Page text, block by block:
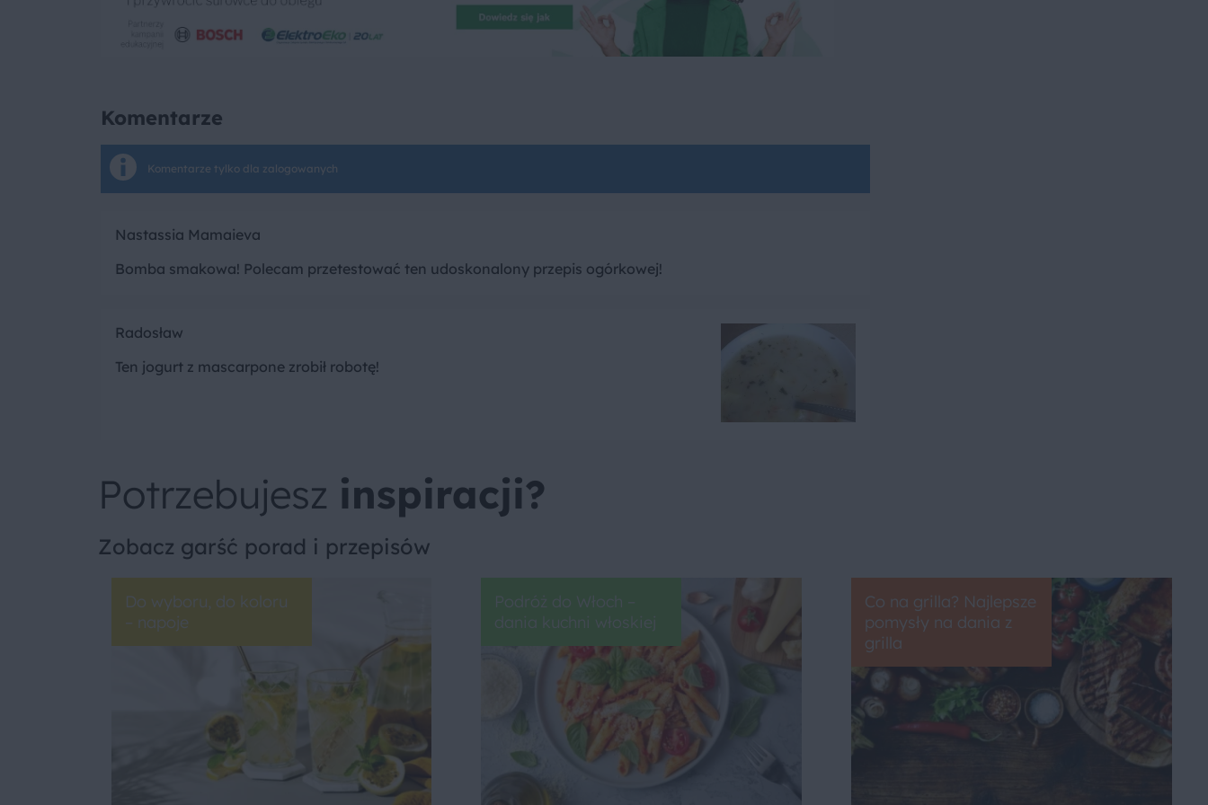
Komentarze
Komentarze tylko dla zalogowanych
Nastassia Mamaieva
Bomba smakowa! Polecam przetestować ten udoskonalony przepis ogórkowej!
Radosław
Ten jogurt z mascarpone zrobił robotę!
Potrzebujesz inspiracji?
Zobacz garść porad i przepisów
Do wyboru, do koloru
– napoje
Podróż do Włoch –
dania kuchni włoskiej
Co na grilla? Najlepsze
pomysły na dania z
grilla